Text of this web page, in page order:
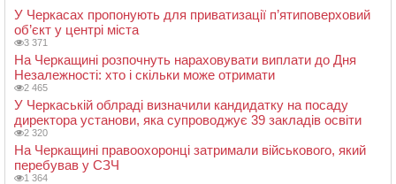
У Черкасах пропонують для приватизації п’ятиповерховий
об’єкт у центрі міста
3 371
На Черкащині розпочнуть нараховувати виплати до Дня
Незалежності: хто і скільки може отримати
2 465
У Черкаській облраді визначили кандидатку на посаду
директора установи, яка супроводжує 39 закладів освіти
2 320
На Черкащині правоохоронці затримали військового, який
перебував у СЗЧ
1 364